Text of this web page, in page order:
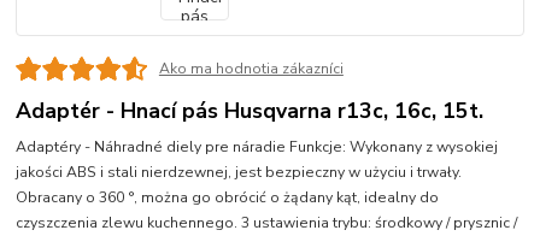
Ako ma hodnotia zákazníci
Adaptér - Hnací pás Husqvarna r13c, 16c, 15t.
Adaptéry - Náhradné diely pre náradie Funkcje: Wykonany z wysokiej
jakości ABS i stali nierdzewnej, jest bezpieczny w użyciu i trwały.
Obracany o 360 °, można go obrócić o żądany kąt, idealny do
czyszczenia zlewu kuchennego. 3 ustawienia trybu: środkowy / prysznic /